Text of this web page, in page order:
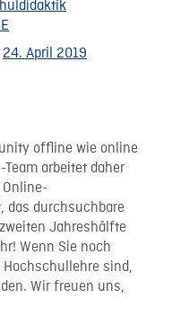
24. April 2019
offline wie online
arbeitet daher
Online-
das durchsuchbare
Jahreshälfte
Wenn Sie noch
sind,
Wir freuen uns,